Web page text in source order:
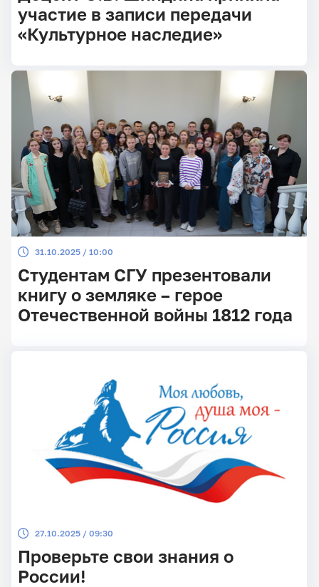
участие в записи передачи
«Культурное наследие»
31.10.2025 / 10:00
Студентам СГУ презентовали
книгу о земляке – герое
Отечественной войны 1812 года
27.10.2025 / 09:30
Проверьте свои знания о
России!